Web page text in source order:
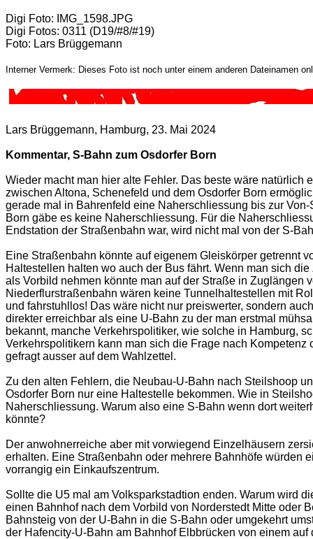
Digi Foto: IMG_1598.JPG
Digi Fotos: 0311 (D19/#8/#19)
Foto: Lars Brüggemann
Interner Vermerk: Dieses Foto ist noch unter einem anderen Dateinamen
Lars Brüggemann, Hamburg, 23. Mai 2024
Kommentar, S-Bahn zum Osdorfer Born
Wieder macht man hier alte Fehler. Das beste wäre
zwischen Altona, Schenefeld und dem Osdorfer Born
gerade mal in Bahrenfeld eine Naherschliessung bis zur
Born gäbe es keine Naherschliessung. Für die
Endstation der Straßenbahn war, wird nicht mal von der S-
Eine Straßenbahn könnte auf eigenem Gleiskörper getrennt
Haltestellen halten wo auch der Bus fährt. Wenn man sich
als Vorbild nehmen könnte man auf der Straße in Zuglängen
Niederflurstraßenbahn wären keine Tunnelhaltestellen mit
und fahrstuhllos! Das wäre nicht nur preiswerter, sondern
direkter erreichbar als eine U-Bahn zu der man erstmal
bekannt, manche Verkehrspolitiker, wie solche in Hamburg,
Verkehrspolitikern kann man sich die Frage nach
gefragt ausser auf dem Wahlzettel.
Zu den alten Fehlern, die Neubau-U-Bahn nach Steilshoop
Osdorfer Born nur eine Haltestelle bekommen. Wie in
Naherschliessung. Warum also eine S-Bahn wenn dort
könnte?
Der anwohnerreiche aber mit vorwiegend Einzelhäusern
erhalten. Eine Straßenbahn oder mehrere Bahnhöfe würden
vorrangig ein Einkaufszentrum.
Sollte die U5 mal am Volksparkstadtion enden. Warum wird
einen Bahnhof nach dem Vorbild von Norderstedt Mitte oder
Bahnsteig von der U-Bahn in die S-Bahn oder umgekehrt
der Hafencity-U-Bahn am Bahnhof Elbbrücken von einem